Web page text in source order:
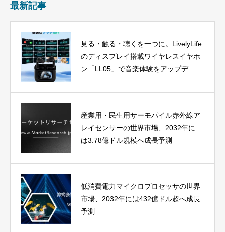
最新記事
見る・触る・聴くを一つに。LivelyLife
のディスプレイ搭載ワイヤレスイヤホ
ン「LL05」で音楽体験をアップデー
産業用・民生用サーモパイル赤外線ア
レイセンサーの世界市場、2032年に
は3.78億ドル規模へ成長予測
低消費電力マイクロプロセッサの世界
市場、2032年には432億ドル超へ成長
予測